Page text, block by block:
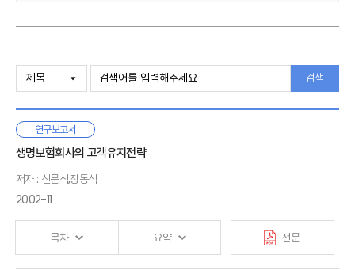
결과, 과실비율의 1/4, 손해액의 절반 가까이가 줄어드는 것으로 나타났다.
이러한 결과에 따르면 분쟁조정 기구가 보험회사의 과실비율을 조정하는
구조는 분쟁 제기를 유인할 가능성이 있는 것으로 해석된다. 이외에도
과실비율에 대한 분쟁이 발생하는 원인은 보험회사, 운전자, 법원의 위험
혹은 사고책임에 대한 인식이 다르기 때문일 수 있는데 설문조사 결과
일반인이 생각하는 기본과실이 도로교통법, 법원 판례에 근거한
기본과실과 차이가 있는 것으로 나타났다. 특히 일방과실 사고, 보행자
사고에서 과실비율에 대한 인식의 차이가 큰 것으로 나타났다. 요약하면
조정 경향, 과실비율에 대한 인식 차이로 볼 수 있다.
본 보고서에서 제시하는 제도개선 방향은 다음과 같다. 첫째, 과실비율의
1. 연구의 필요성 및 목적
2. 연구의 범위와 방법
3. 선행연구 및 기대효과
Ⅱ. 자동차보험 과실비율 분쟁 현황
2. 과실비율 분쟁 현황
3. 요약
Ⅲ. 자동차보험 과실비율 민원？분쟁 분석
검색
연구보고서
생명보험회사의 고객유지전략
저자 : 신문식,장동식
2002-11
목차 요약 전문